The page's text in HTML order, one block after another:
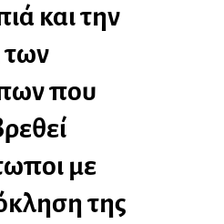
και την
των
που
με
της